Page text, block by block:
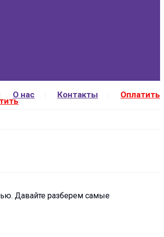
О нас Контакты Оплатить
Давайте разберем самые